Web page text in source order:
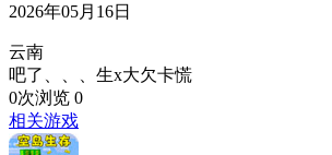
2026年05月16日
云南
吧了、、、生x大欠卡慌
0次浏览 0
相关游戏